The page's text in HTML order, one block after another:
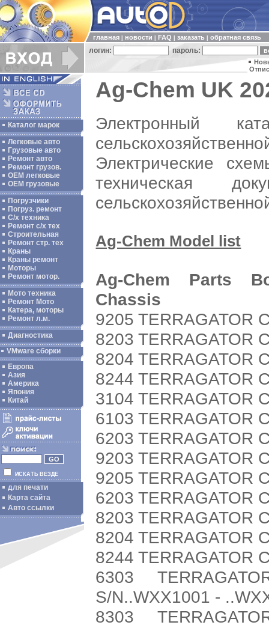
главная новости FAQ заказать обратная связь
логин: пароль:
Каталог марок
Легковые авто
Грузовые авто
Ремонт авто
Ремонт грузов.
ОЕМ легковые
OEM грузовые
Погрузчики
Погруз. ремонт
С/х техника
Ремонт с/х тех
Строительная
Ремонт стр. тех
Краны
Краны ремонт
Моторы
Ремонт мотор.
Мото техника
Ремонт Мото
Катера, моторы
Ремонт л.м.
Диагностика
VMware сборки
Европа
Азия
Америка
Япония
Китай
ИСКАТЬ ВЕЗДЕ
для печати
Карта сайта
Авто ссылки
Ag-Chem UK
Электронный
Электрические
техническая
Ag-Chem Model list
Ag-Chem Parts
Chassis
9205 TERRAGATOR
8203 TERRAGATOR
8204 TERRAGATOR
8244 TERRAGATOR
3104 TERRAGATOR
6103 TERRAGATOR
6203 TERRAGATOR
9203 TERRAGATOR
9205 TERRAGATOR
6203 TERRAGATOR
8203 TERRAGATOR
8204 TERRAGATOR
8244 TERRAGATOR
6303
S/N..WXX1001 -
8303